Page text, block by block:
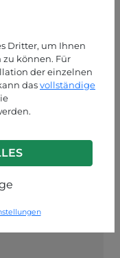
Dritter, um Ihnen
können. Für
der einzelnen
dasvollständige
dem Laufenden